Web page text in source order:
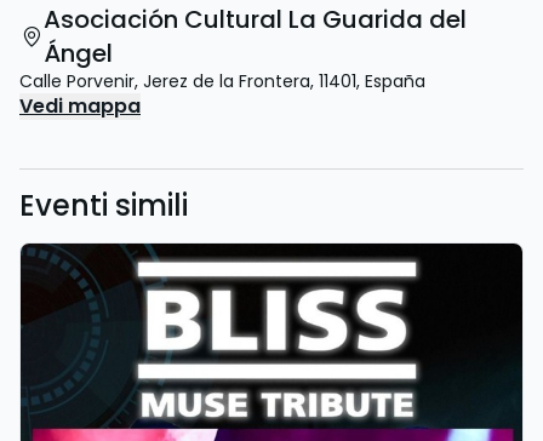
Asociación Cultural La Guarida del
Ángel
Calle Porvenir, Jerez de la Frontera, 11401, España
Vedi mappa
Eventi simili